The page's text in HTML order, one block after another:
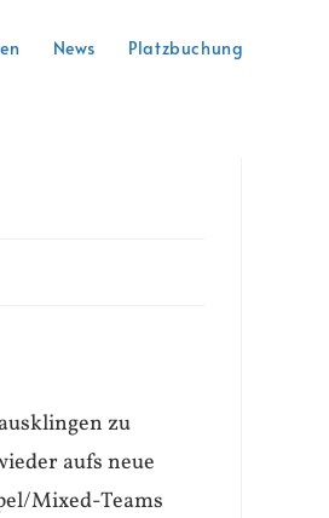
News Platzbuchung
zu
aufs neue
Mixed-Teams